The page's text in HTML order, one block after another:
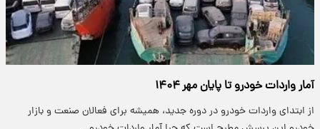
آمار واردات خودرو تا پایان مهر ۱۴۰۴
از ابتدای واردات خودرو در دوره جدید، همیشه برای فعالان صنعت و بازار